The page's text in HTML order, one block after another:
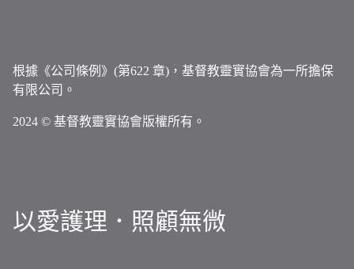
根據《公司條例》(第622 章)，基督教靈實協會為一所擔保
有限公司。
2024 © 基督教靈實協會版權所有。
以愛護理．照顧無微